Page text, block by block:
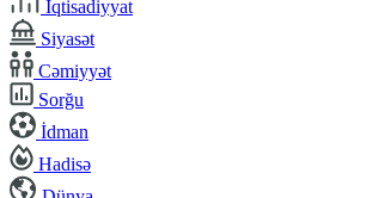
İqtisadiyyat
Siyasət
Cəmiyyət
Sorğu
İdman
Hadisə